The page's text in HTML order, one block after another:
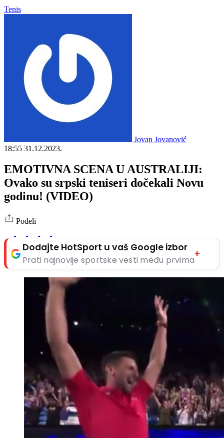
Tenis
Jovan Jovanović
18:55 31.12.2023.
EMOTIVNA SCENA U AUSTRALIJI:
Ovako su srpski teniseri dočekali Novu
godinu! (VIDEO)
Podeli
Dodajte HotSport u vaš Google izbor
Prati najnovije sportske vesti među prvima
+